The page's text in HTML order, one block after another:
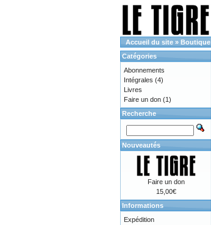
Accueil du site » Boutique
Catégories
Abonnements
Intégrales (4)
Livres
Faire un don (1)
Recherche
Nouveautés
Faire un don
15,00€
Informations
Expédition